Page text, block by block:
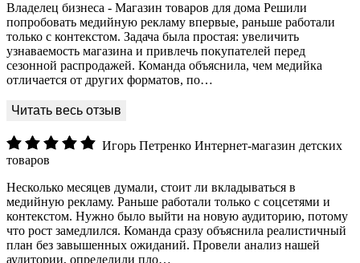
Владелец бизнеса - Магазин товаров для дома Решили
попробовать медийную рекламу впервые, раньше работали
только с контекстом. Задача была простая: увеличить
узнаваемость магазина и привлечь покупателей перед
сезонной распродажей. Команда объяснила, чем медийка
отличается от других форматов, по…
Игорь Петренко Интернет-магазин детских
товаров
Несколько месяцев думали, стоит ли вкладываться в
медийную рекламу. Раньше работали только с соцсетями и
контекстом. Нужно было выйти на новую аудиторию, потому
что рост замедлился. Команда сразу объяснила реалистичный
план без завышенных ожиданий. Провели анализ нашей
аудитории, определили пло…